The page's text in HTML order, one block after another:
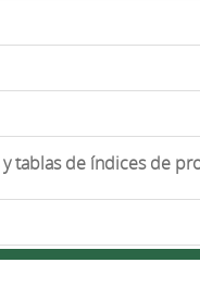
tablas de índices de